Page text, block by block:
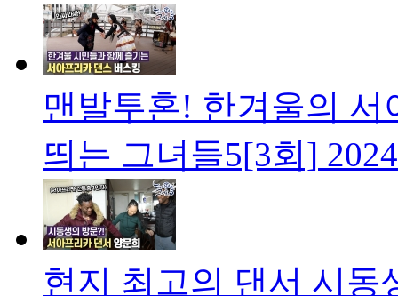
맨발투혼! 한겨울의
띄는 그녀들5[3회]
현지 최고의 댄서 시